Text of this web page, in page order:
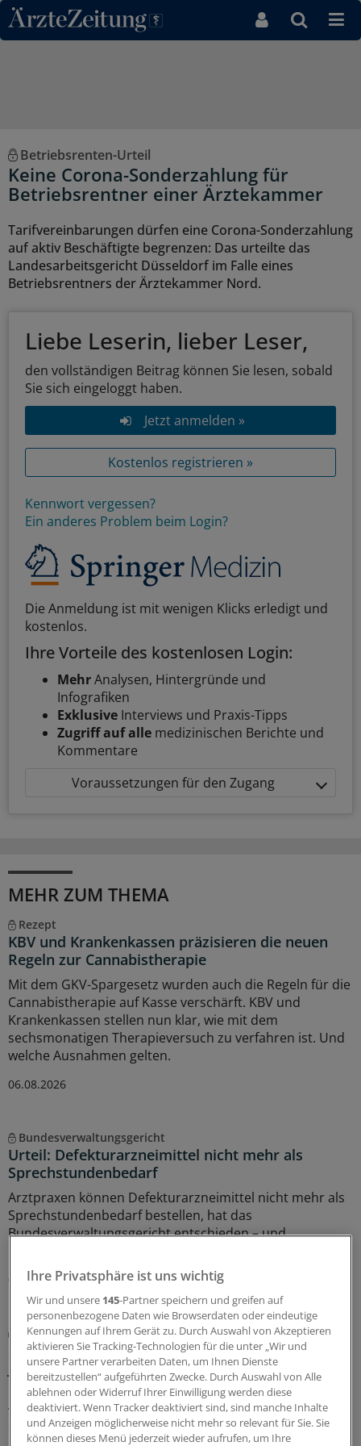
Direkt zum Inhaltsbereich
Betriebsrenten-Urteil
Keine Corona-Sonderzahlung für
Betriebsrentner einer Ärztekammer
Tarifvereinbarungen dürfen eine Corona-Sonderzahlung
auf aktiv Beschäftigte begrenzen: Das urteilte das
Landesarbeitsgericht Düsseldorf im Falle eines
Betriebsrentners der Ärztekammer Nord.
Liebe Leserin, lieber Leser,
den vollständigen Beitrag können Sie lesen, sobald
Sie sich eingeloggt haben.
Jetzt anmelden »
Kostenlos registrieren »
Kennwort vergessen?
Ein anderes Problem beim Login?
Die Anmeldung ist mit wenigen Klicks erledigt und
kostenlos.
Ihre Vorteile des kostenlosen Login:
MehrAnalysen, Hintergründe und
Infografiken
Exklusive Interviews und Praxis-Tipps
Zugriff auf alle medizinischen Berichte und
Kommentare
Voraussetzungen für den Zugang
MEHR ZUM THEMA
Rezept
KBV und Krankenkassen präzisieren die neuen
Regeln zur Cannabistherapie
Mit dem GKV-Spargesetz wurden auch die Regeln für die
Cannabistherapie auf Kasse verschärft. KBV und
Krankenkassen stellen nun klar, wie mit dem
sechsmonatigen Therapieversuch zu verfahren ist. Und
welche Ausnahmen gelten.
06.08.2026
Bundesverwaltungsgericht
Urteil: Defekturarzneimittel nicht mehr als
Sprechstundenbedarf
Arztpraxen können Defekturarzneimittel nicht mehr als
Sprechstundenbedarf bestellen, hat das
Bundesverwaltungsgericht entschieden – und
06.08.2026
GKV-Spargesetz
Sparliste der KBV: So hoch könnten die Verluste
jeder Praxis sein
Die Kassenärztliche Bundesvereinigung hat eine Liste
vorgelegt, in der sie die möglichen finanziellen Folgen
des GKV-Spargesetzes pro Ärztin bzw. Arzt auflistet. Die
Ihre Privatsphäre ist uns wichtig
Wir und unsere 145-Partner speichern und greifen auf
personenbezogene Daten wie Browserdaten oder eindeutige
Kennungen auf Ihrem Gerät zu. Durch Auswahl von Akzeptieren
aktivieren Sie Tracking-Technologien für die unter „Wir und
unsere Partner verarbeiten Daten, um Ihnen Dienste
bereitzustellen“ aufgeführten Zwecke. Durch Auswahl von Alle
ablehnen oder Widerruf Ihrer Einwilligung werden diese
deaktiviert. Wenn Tracker deaktiviert sind, sind manche Inhalte
und Anzeigen möglicherweise nicht mehr so relevant für Sie. Sie
können dieses Menü jederzeit wieder aufrufen, um Ihre